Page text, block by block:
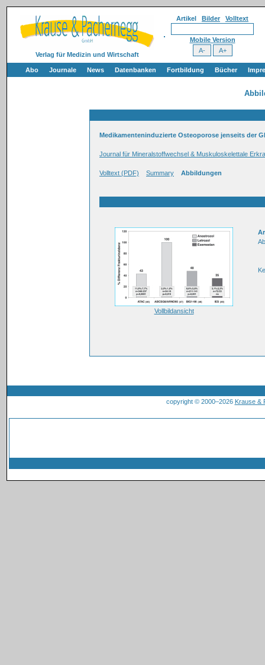
Verlag für Medizin und Wirtschaft
Artikel Bilder Volltext
Mobile Version
Abo Journale News Datenbanken Fortbildung Bücher
Medikamenteninduzierte Osteoporose jenseits der
Journal für Mineralstoffwechsel & Muskuloskelettale
Volltext (PDF) Summary Abbildungen
Vollbildansicht
copyright © 2000–2026 Krause &